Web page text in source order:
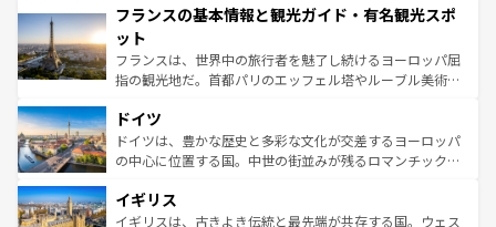
ませてくれるイタリアで、忘れられない旅をしてみよう！
なお、新着のイタリア情報は
しい。
文化が根付くこの国では、情熱的なフラメンコ、熱気あふ
れる闘牛、そして美味しいタパスが生活の一部となってい
る。首都マドリードの洗練された雰囲気や、バルセロナの
アートに溢れた街角から、地方では古代ローマ遺跡や中世
せる。地方によって風土や気候が異なるスペインはその個
性で訪れる人を魅了する。 なお、新着のスペイン情報は コ
ンテンツ一覧を参照してほしい。
フランスの基本情報と観光ガイド・有名観光スポ
ット
フランスは、世界中の旅行者を魅了し続けるヨーロッパ屈
指の観光地だ。首都パリのエッフェル塔やルーブル美術館
で、幅広い魅力が詰まっている。華麗な宮殿、歴史的な大
聖堂、美しいビーチ、そして豊かな自然が、訪れる者を心
から魅了する。また、フランスは美食の国としても知ら
いる。シャンパンの発祥地であるランス、プロヴァンスの
香り高いラベンダー畑など、多彩な楽しみ方が可能だ。さ
ドイツ
ドイツは、豊かな歴史と多彩な文化が交差するヨーロッパ
の中心に位置する国。中世の街並みが残るロマンチック街
顔を持つこの国は、どこを歩いても飽きることがない。ベ
ルリンの文化的活気、バイエルン州のアルプスの絶景、そ
イギリス
イギリスは、古きよき伝統と最先端が共存する国。ウェス